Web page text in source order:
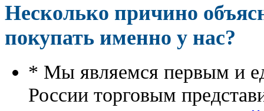
Несколько причино
покупать именно у нас?
* Мы являемся первым и
России торговым